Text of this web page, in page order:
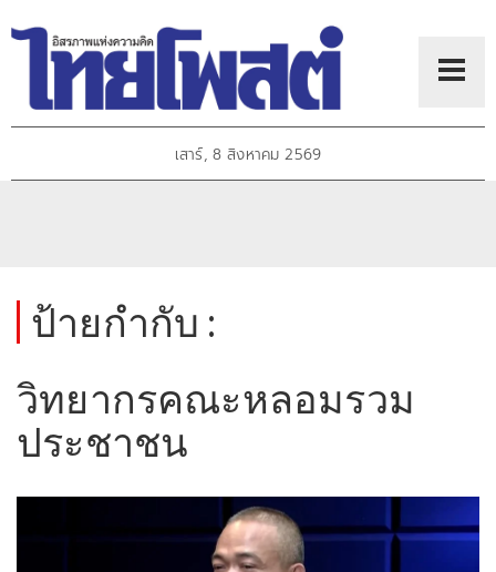
เสาร์, 8 สิงหาคม 2569
ป้ายกำกับ :
วิทยากรคณะหลอมรวม
ประชาชน